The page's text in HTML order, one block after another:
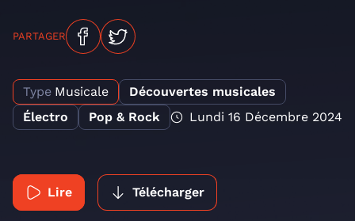
PARTAGER
Type Musicale
Découvertes musicales
Électro
Pop & Rock Lundi 16 Décembre 2024
Lire Télécharger